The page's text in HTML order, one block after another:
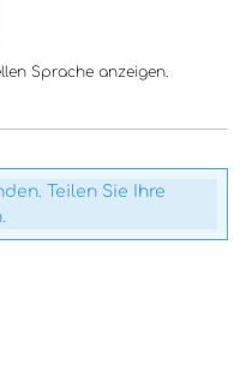
Sprache anzeigen.
Teilen Sie Ihre